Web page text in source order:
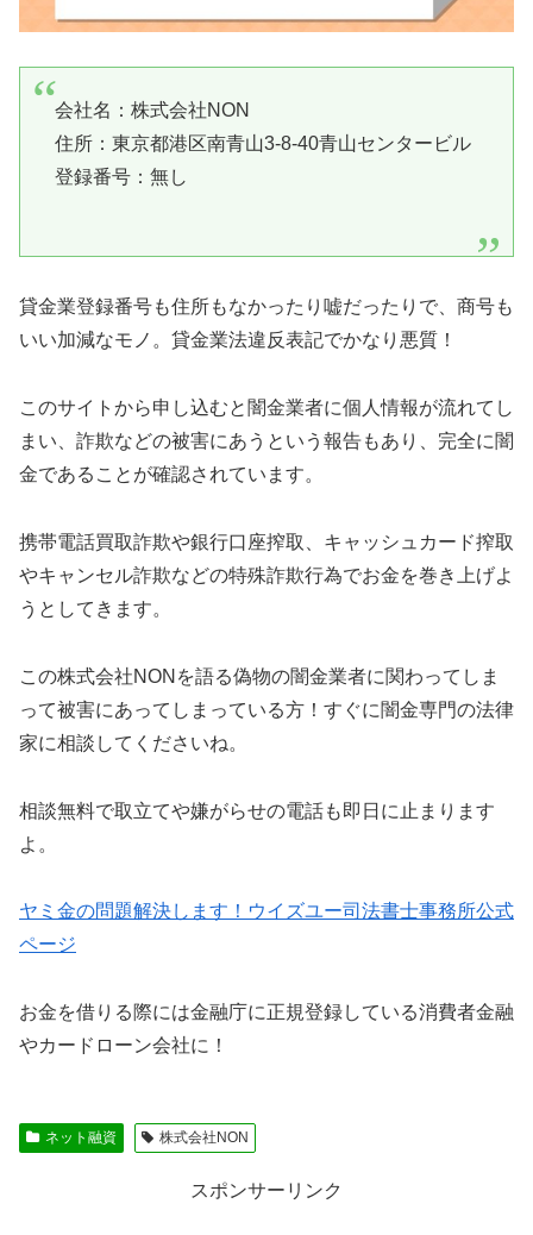
会社名： 株式会社NON
住所：東京都港区南青山3-8-40青山センタービル
登録番号：無し
貸金業登録番号も住所もなかったり嘘だったりで、商号も
いい加減なモノ。貸金業法違反表記でかなり悪質！
このサイトから申し込むと闇金業者に個人情報が流れてし
まい、詐欺などの被害にあうという報告もあり、完全に闇
金であることが確認されています。
携帯電話買取詐欺や銀行口座搾取、キャッシュカード搾取
やキャンセル詐欺などの特殊詐欺行為でお金を巻き上げよ
うとしてきます。
この株式会社NON を語る偽物の闇金業者に関わってしま
って被害にあってしまっている方！すぐに闇金専門の法律
家に相談してくださいね。
相談無料で取立てや嫌がらせの電話も即日に止まります
よ。
ヤミ金の問題解決します！ウイズユー司法書士事務所公式
ページ
お金を借りる際には金融庁に正規登録している消費者金融
やカードローン会社に！
ネット融資 株式会社NON
スポンサーリンク